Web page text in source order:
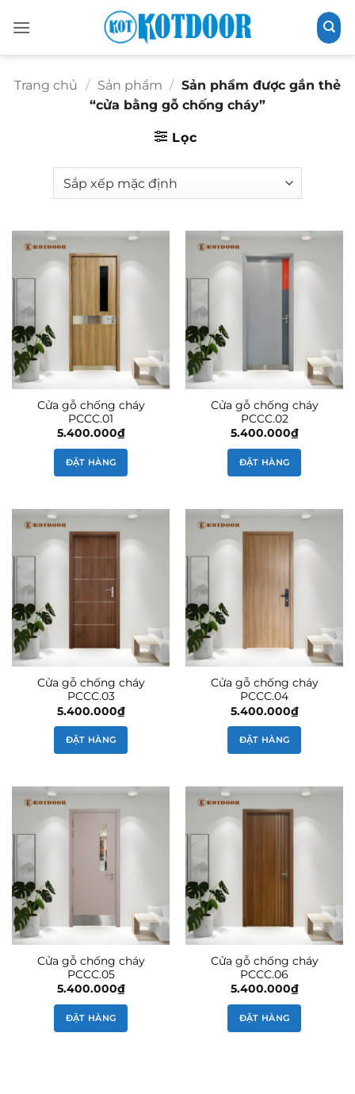
qua
Trang chủ / Sản phẩm / Sản phẩm được gắn thẻ
“cửa bằng gỗ chống cháy”
Lọc
Cửa gỗ chống cháy
PCCC.01
5.400.000₫
ĐẶT HÀNG
Cửa gỗ chống cháy
PCCC.02
5.400.000₫
ĐẶT HÀNG
Cửa gỗ chống cháy
PCCC.03
5.400.000₫
ĐẶT HÀNG
Cửa gỗ chống cháy
PCCC.04
5.400.000₫
ĐẶT HÀNG
Cửa gỗ chống cháy
PCCC.05
5.400.000₫
ĐẶT HÀNG
Cửa gỗ chống cháy
PCCC.06
5.400.000₫
ĐẶT HÀNG